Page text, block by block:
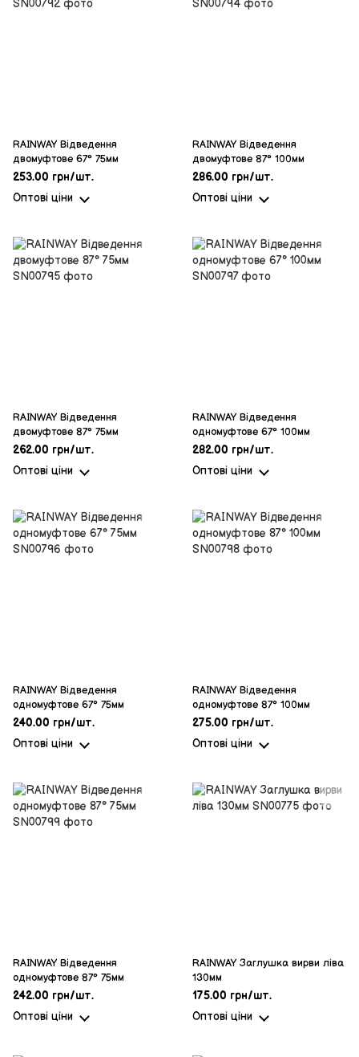
RAINWAY Відведення
двомуфтове 67° 75мм
253.00 грн/шт.
Оптові ціни
RAINWAY Відведення
двомуфтове 87° 100мм
286.00 грн/шт.
Оптові ціни
RAINWAY Відведення
двомуфтове 87° 75мм
262.00 грн/шт.
Оптові ціни
RAINWAY Відведення
одномуфтове 67° 100мм
282.00 грн/шт.
Оптові ціни
RAINWAY Відведення
одномуфтове 67° 75мм
240.00 грн/шт.
Оптові ціни
RAINWAY Відведення
одномуфтове 87° 100мм
275.00 грн/шт.
Оптові ціни
RAINWAY Відведення
одномуфтове 87° 75мм
242.00 грн/шт.
Оптові ціни
RAINWAY Заглушка вирви ліва
130мм
175.00 грн/шт.
Оптові ціни